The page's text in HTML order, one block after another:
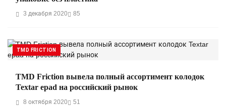
3 декабря 2020 85
TMD FRICTION
TMD Friction вывела полный ассортимент колодок
Textar epad на российский рынок
8 октября 2020 51